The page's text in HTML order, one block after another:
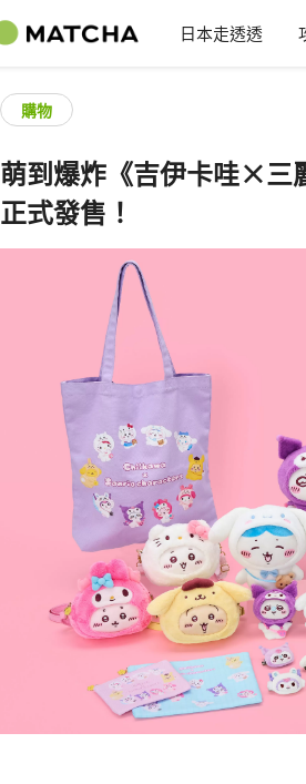
日本走透透
購物
萌到爆炸《吉伊卡哇×三
正式發售！